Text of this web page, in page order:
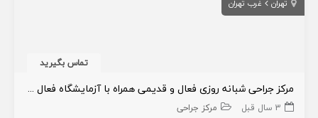
تهران غرب تهران
تماس بگیرید
مرکز جراحی شبانه روزی فعال و قدیمی همراه با آزمایشگاه فعال با ملکیت در غرب تهران
3 سال قبل مرکز جراحی